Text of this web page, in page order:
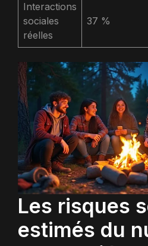
Interactions
sociales
réelles
37 %
Les risques
estimés du